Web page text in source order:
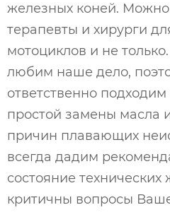
железных коней. Можно
терапевты и хирурги
мотоциклов и не
любим наше дело,
ответственно
простой замены масла
причин плавающих
всегда дадим
состояние
критичны вопросы